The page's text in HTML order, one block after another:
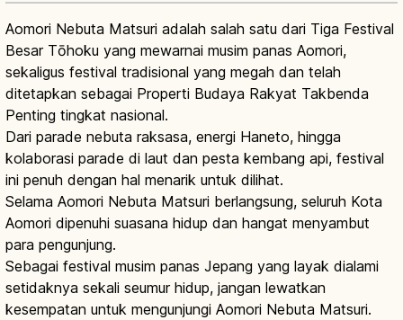
Aomori Nebuta Matsuri adalah salah satu dari Tiga Festival
Besar Tōhoku yang mewarnai musim panas Aomori,
sekaligus festival tradisional yang megah dan telah
ditetapkan sebagai Properti Budaya Rakyat Takbenda
Penting tingkat nasional.
Dari parade nebuta raksasa, energi Haneto, hingga
kolaborasi parade di laut dan pesta kembang api, festival
ini penuh dengan hal menarik untuk dilihat.
Selama Aomori Nebuta Matsuri berlangsung, seluruh Kota
Aomori dipenuhi suasana hidup dan hangat menyambut
para pengunjung.
Sebagai festival musim panas Jepang yang layak dialami
setidaknya sekali seumur hidup, jangan lewatkan
kesempatan untuk mengunjungi Aomori Nebuta Matsuri.